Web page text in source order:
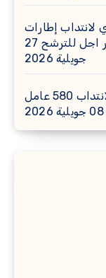
لانتداب إطارات
وأعوان في اختصاصات مختلفة : أخر اجل للترشح 27
جويلية 2026
وزارة التربية : فتح مناظرات مهنية لانتداب 580 عامل